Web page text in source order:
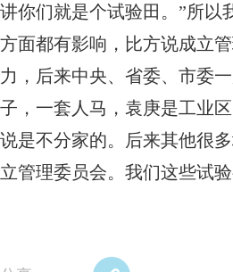
讲你们就是个试验田。”所以
方面都有影响，比方说成立
力，后来中央、省委、市委
子，一套人马，袁庚是工业
说是不分家的。后来其他很
立管理委员会。我们这些试